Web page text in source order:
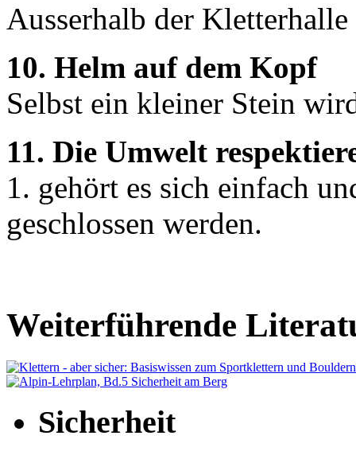
Ausserhalb der
10. Helm auf dem Kopf
Selbst ein kleiner Stein
11. Die Umwelt
1. gehört es sich einfach
geschlossen werden.
Weiterführende
Sicherheit